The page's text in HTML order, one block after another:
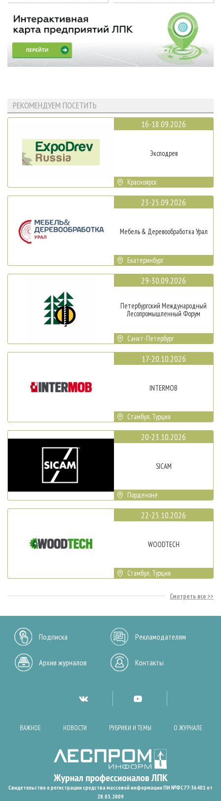
РЕКОМЕНДУЕМ ПОСЕТИТЬ
16-18.09.2026
Эксподрев
Красноярск
23-25.09.2026
Мебель & Деревообработка Урал
Екатеринбург
29-30.09.2026
Петербургский Международный
Лесопромышленный Форум
Санкт-Петербург
17-20.10.2026
INTERMOB
Стамбул, Турция
20-23.10.2026
SICAM
Порденоне
22-25.10.2026
WOODTECH
Стамбул, Турция
Смотреть все
Подписка Рекламодателям
Архив журналов Контакты
ВАЖНОЕ НОВОСТИ РУБРИКИ И ТЕМЫ О ЖУРНАЛЕ
Свидетельство о регистрации средства массовой информации ПИ №ФС77-36401 от
28.05.2009